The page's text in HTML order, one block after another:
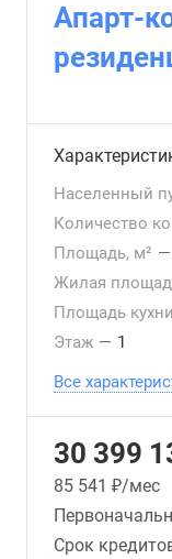
Апарт-
Населенный
Количество
Площадь, м² —
Жилая
Площадь
Этаж — 1
Все
30 399
85 541 ₽/мес
Срок